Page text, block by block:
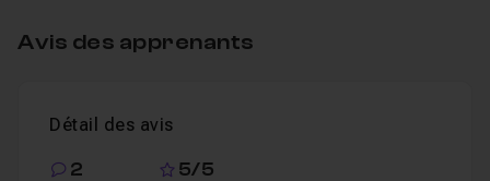
Leçon 4 Partie 3 : Animation du décor (parallaxe)
Leçon 5 Partie 4 : Ciel étoilé et détails supplémentaires
Avis des apprenants
Détail des avis
2 5/5